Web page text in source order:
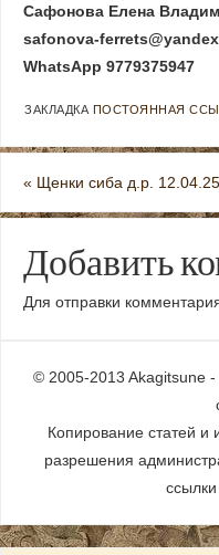
Сафонова Елена
safonova-
WhatsApp 9779375947
ЗАКЛАДКА ПОСТОЯННАЯ
« Щенки сиба д.р. 12.04.25
Добавить
Для отправки
© 2005-2013 Akagitsune
Копирование статей и
разрешения